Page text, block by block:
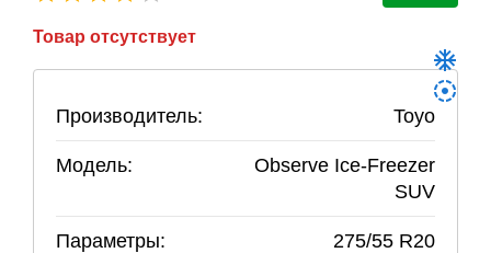
Товар отсутствует
Производитель: Toyo
Модель:
Observe Ice-Freezer
SUV
Параметры: 275/55 R20